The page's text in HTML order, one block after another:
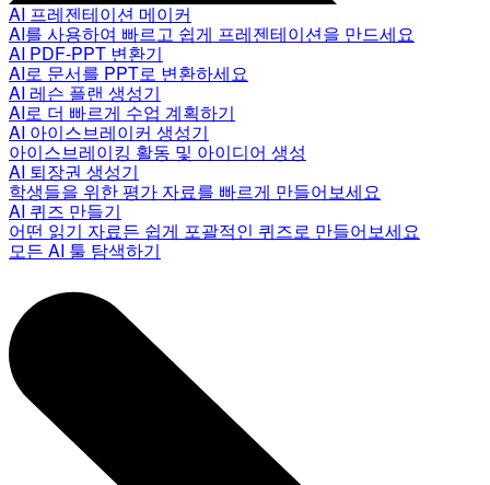
AI 프레젠테이션 메이커
AI를 사용하여 빠르고 쉽게 프레젠테이션을 만드세요
AI PDF-PPT 변환기
AI로 문서를 PPT로 변환하세요
AI 레슨 플랜 생성기
AI로 더 빠르게 수업 계획하기
AI 아이스브레이커 생성기
아이스브레이킹 활동 및 아이디어 생성
AI 퇴장권 생성기
학생들을 위한 평가 자료를 빠르게 만들어보세요
AI 퀴즈 만들기
어떤 읽기 자료든 쉽게 포괄적인 퀴즈로 만들어보세요
모든 AI 툴 탐색하기